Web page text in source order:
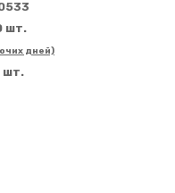
шт.
дней)
шт.